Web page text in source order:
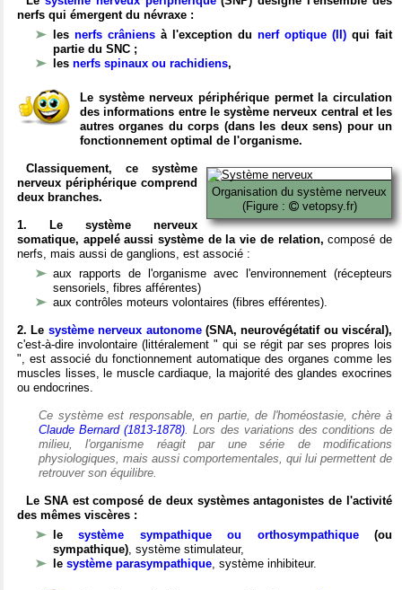
nerfs qui émergent du névraxe :
les nerfs crâniens à l'exception du nerf optique (II) qui fait
partie du SNC ;
les nerfs spinaux ou rachidiens,
Le système nerveux périphérique permet la circulation
des informations entre le système nerveux central et les
autres organes du corps (dans les deux sens) pour un
fonctionnement optimal de l'organisme.
Organisation du système nerveux
(Figure :
vetopsy.fr)
Classiquement, ce système
nerveux périphérique comprend
deux branches.
1. Le système nerveux
somatique, appelé aussi système de la vie de relation, composé de
nerfs, mais aussi de ganglions, est associé :
aux rapports de l'organisme avec l'environnement (récepteurs
sensoriels, fibres afférentes)
aux contrôles moteurs volontaires (fibres efférentes).
2. Le système nerveux autonome(SNA, neurovégétatif ou viscéral),
c'est-à-dire involontaire (littéralement " qui se régit par ses propres lois
", est associé du fonctionnement automatique des organes comme les
muscles lisses, le muscle cardiaque, la majorité des glandes exocrines
ou endocrines.
Ce système est responsable, en partie, de l'homéostasie, chère à
Claude Bernard (1813-1878). Lors des variations des conditions de
milieu, l'organisme réagit par une série de modifications
physiologiques, mais aussi comportementales, qui lui permettent de
retrouver son équilibre.
Le SNA est composé de deux systèmes antagonistes de l'activité
des mêmes viscères :
lesystème sympathique ou orthosympathique(ou
sympathique), système stimulateur,
le système parasympathique, système inhibiteur.